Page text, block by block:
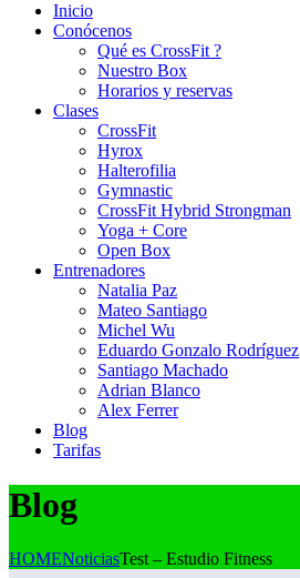
Inicio
Conócenos
Qué es CrossFit ?
Nuestro Box
Horarios y reservas
Clases
CrossFit
Hyrox
Halterofilia
Gymnastic
CrossFit Hybrid Strongman
Yoga + Core
Open Box
Entrenadores
Natalia Paz
Mateo Santiago
Michel Wu
Eduardo Gonzalo Rodríguez
Santiago Machado
Adrian Blanco
Alex Ferrer
Blog
Tarifas
Blog
HOMENoticiasTest – Estudio Fitness